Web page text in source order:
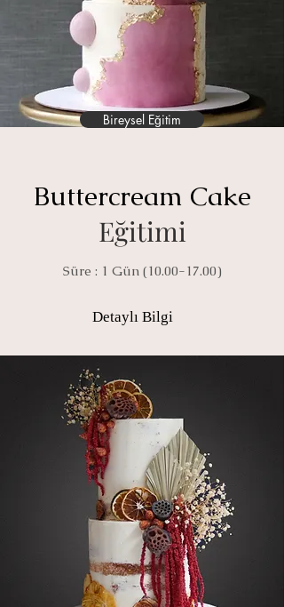
Bireysel Eğitim
Buttercream Cake
Eğitimi
Süre : 1 Gün (10.00-17.00)
Detaylı Bilgi